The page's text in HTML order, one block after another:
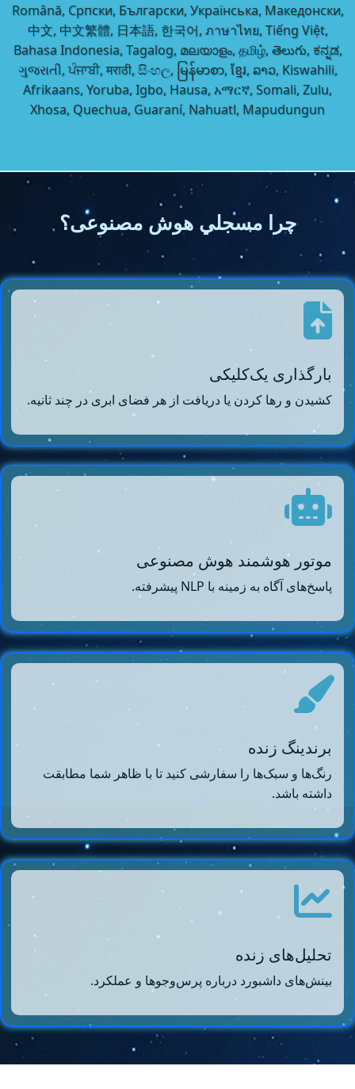
Română, Српски, Български, Українська, Македонски,
中文, 中文繁體, 日本語, 한국어, ภาษาไทย, Tiếng Việt,
Bahasa Indonesia, Tagalog, മലയാളം, தமிழ், తెలుగు, ಕನ್ನಡ,
ગુજરાતી, ਪੰਜਾਬੀ, मराठी, සිංහල, မြန်မာစာ, ខ្មែរ, ລາວ, Kiswahili,
Afrikaans, Yoruba, Igbo, Hausa, አማርኛ, Somali, Zulu,
Xhosa, Quechua, Guaraní, Nahuatl, Mapudungun
چرا مسجلي هوش مصنوعی؟
بارگذاری یک‌کلیکی
کشیدن و رها کردن یا دریافت از هر فضای ابری در چند ثانیه.
موتور هوشمند هوش مصنوعی
پاسخ‌های آگاه به زمینه با NLP پیشرفته.
برندینگ زنده
رنگ‌ها و سبک‌ها را سفارشی کنید تا با ظاهر شما مطابقت
داشته باشد.
تحلیل‌های زنده
بینش‌های داشبورد درباره پرس‌وجوها و عملکرد.